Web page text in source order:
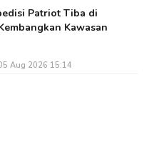
Patriot Tiba di
Kawasan
Aug 2026 15:14